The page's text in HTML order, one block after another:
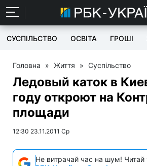
СУСПІЛЬСТВО ОСВІТА ГРОШІ
Головна » Життя » Суспільство
Ледовый каток в
году откроют на
площади
12:30 23.11.2011 Ср
Не витрачай час на шум! Читай